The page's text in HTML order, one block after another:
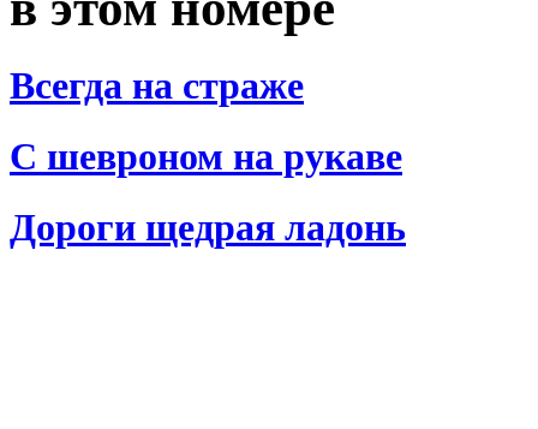
Всегда на страже
С шевроном на рукаве
Дороги щедрая ладонь